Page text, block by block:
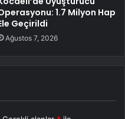
1.7 Milyon Hap
Geçirildi
Ağustos 7, 2026